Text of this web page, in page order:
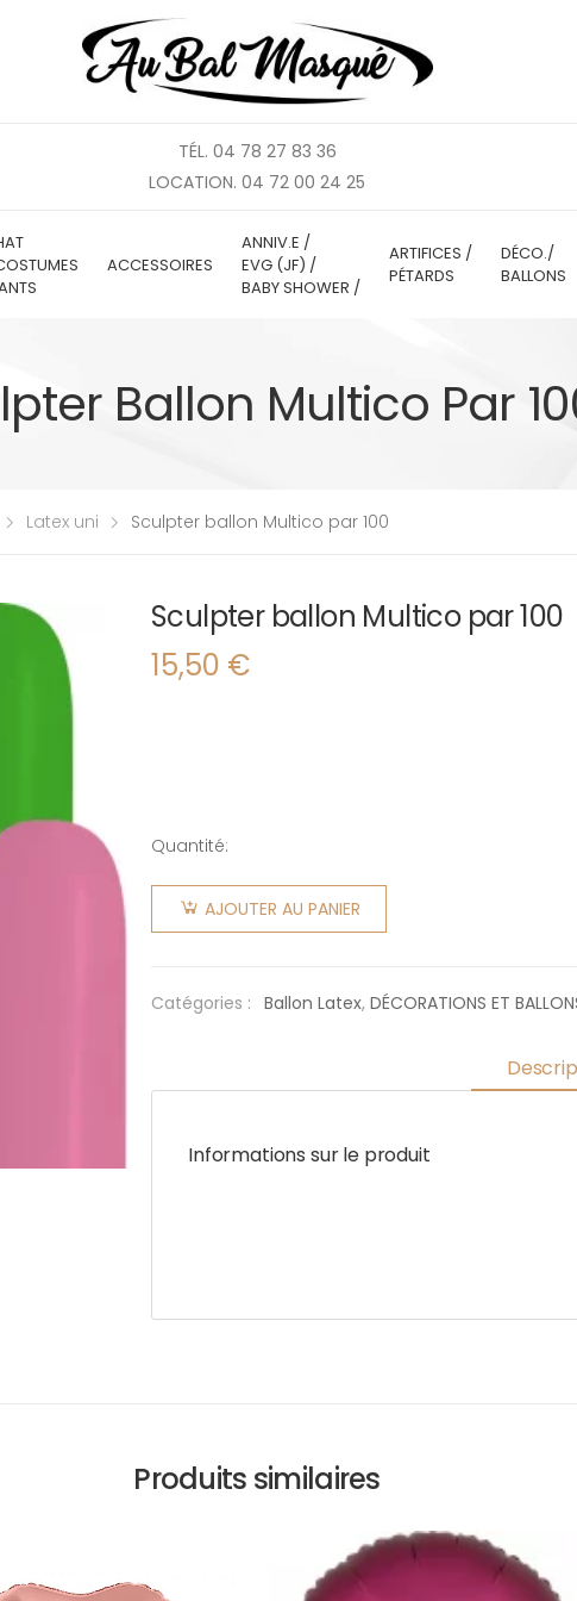
TÉL. 04 78 27 83 36
LOCATION. 04 72 00 24 25
ACCESSOIRES
ANNIV.E /
EVG (JF) /
BABY SHOWER /
ARTIFICES /
PÉTARDS
DÉCO./
BALLONS
Ballon Multico Par
Latex uni Sculpter ballon Multico par 100
Sculpter ballon Multico par 100
15,50 €
Quantité:
quantité
de
Sculpter
par 100
AJOUTER AU PANIER
Catégories : Ballon Latex, DÉCORATIONS ET
Informations sur le produit
Produits similaires